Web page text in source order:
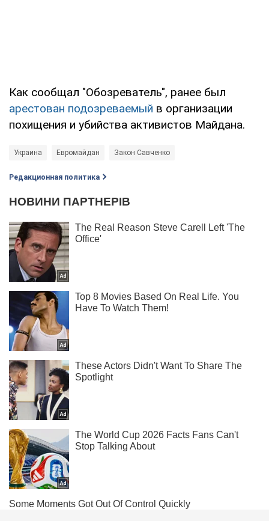
Как сообщал "Обозреватель", ранее был
арестован подозреваемый в организации
похищения и убийства активистов Майдана.
Украина Евромайдан Закон Савченко
Редакционная политика